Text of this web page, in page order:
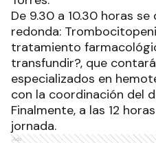
De 9.30 a 10.30 horas
redonda:
tratamiento
transfundir?, que
especializados en
con la coordinación del
Finalmente, a las 12
jornada.
Ads